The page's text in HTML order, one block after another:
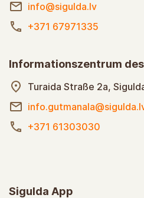
info@sigulda.lv
+371 67971335
Informationszentrum
Turaida Straße 2a,
+371 61303030
Sigulda App